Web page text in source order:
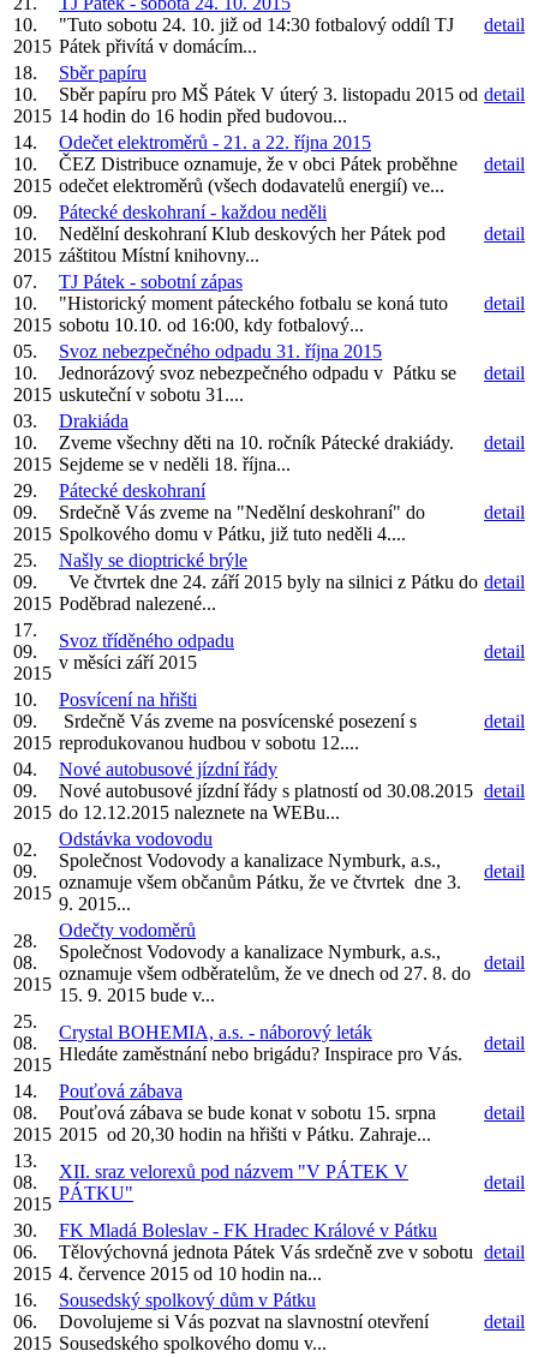
10.
2015
"Tuto sobotu 24. 10. již od 14:30 fotbalový oddíl TJ
Pátek přivítá v domácím...
detail
18.
10.
2015
Sběr papíru
Sběr papíru pro MŠ Pátek V úterý 3. listopadu 2015 od
14 hodin do 16 hodin před budovou...
detail
14.
10.
2015
Odečet elektroměrů - 21. a 22. října 2015
ČEZ Distribuce oznamuje, že v obci Pátek proběhne
odečet elektroměrů (všech dodavatelů energií) ve...
detail
09.
10.
2015
Pátecké deskohraní - každou neděli
Nedělní deskohraní Klub deskových her Pátek pod
záštitou Místní knihovny...
detail
07.
10.
2015
TJ Pátek - sobotní zápas
"Historický moment páteckého fotbalu se koná tuto
sobotu 10.10. od 16:00, kdy fotbalový...
detail
05.
10.
2015
Svoz nebezpečného odpadu 31. října 2015
Jednorázový svoz nebezpečného odpadu v Pátku se
uskuteční v sobotu 31....
detail
03.
10.
2015
Drakiáda
Zveme všechny děti na 10. ročník Pátecké drakiády.
Sejdeme se v neděli 18. října...
detail
29.
09.
2015
Pátecké deskohraní
Srdečně Vás zveme na "Nedělní deskohraní" do
Spolkového domu v Pátku, již tuto neděli 4....
detail
25.
09.
2015
Našly se dioptrické brýle
Ve čtvrtek dne 24. září 2015 byly na silnici z Pátku do
Poděbrad nalezené...
detail
17.
09.
2015
Svoz tříděného odpadu
v měsíci září 2015
detail
10.
09.
2015
Posvícení na hřišti
Srdečně Vás zveme na posvícenské posezení s
reprodukovanou hudbou v sobotu 12....
detail
04.
09.
2015
Nové autobusové jízdní řády
Nové autobusové jízdní řády s platností od 30.08.2015
do 12.12.2015 naleznete na WEBu...
detail
02.
09.
2015
Odstávka vodovodu
Společnost Vodovody a kanalizace Nymburk, a.s.,
oznamuje všem občanům Pátku, že ve čtvrtek dne 3.
9. 2015...
detail
28.
08.
2015
Odečty vodoměrů
Společnost Vodovody a kanalizace Nymburk, a.s.,
oznamuje všem odběratelům, že ve dnech od 27. 8. do
15. 9. 2015 bude v...
detail
25.
08.
2015
Crystal BOHEMIA, a.s. - náborový leták
Hledáte zaměstnání nebo brigádu? Inspirace pro Vás.
detail
14.
08.
2015
Pouťová zábava
Pouťová zábava se bude konat v sobotu 15. srpna
2015 od 20,30 hodin na hřišti v Pátku. Zahraje...
detail
13.
08.
2015
XII. sraz velorexů pod názvem "V PÁTEK V
PÁTKU"
detail
30.
06.
2015
FK Mladá Boleslav - FK Hradec Králové v Pátku
Tělovýchovná jednota Pátek Vás srdečně zve v sobotu
4. července 2015 od 10 hodin na...
detail
16.
06.
2015
Sousedský spolkový dům v Pátku
Dovolujeme si Vás pozvat na slavnostní otevření
Sousedského spolkového domu v...
detail